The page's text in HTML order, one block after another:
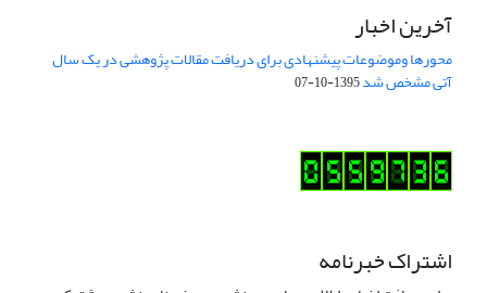
آخرین اخبار
محورها وموضوعات پیشنهادی برای دریافت مقالات پژوهشی در یک سال
آتی مشخص شد1395-10-07
اشتراک خبرنامه